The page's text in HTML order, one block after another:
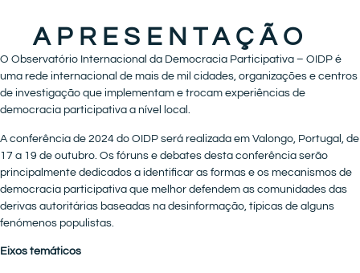
APRESENTAÇÃO
O Observatório Internacional da Democracia Participativa – OIDP é
uma rede internacional de mais de mil cidades, organizações e centros
de investigação que implementam e trocam experiências de
democracia participativa a nível local.
A conferência de 2024 do OIDP será realizada em Valongo, Portugal, de
17 a 19 de outubro. Os fóruns e debates desta conferência serão
principalmente dedicados a identificar as formas e os mecanismos de
democracia participativa que melhor defendem as comunidades das
derivas autoritárias baseadas na desinformação, típicas de alguns
fenómenos populistas.
Eixos temáticos